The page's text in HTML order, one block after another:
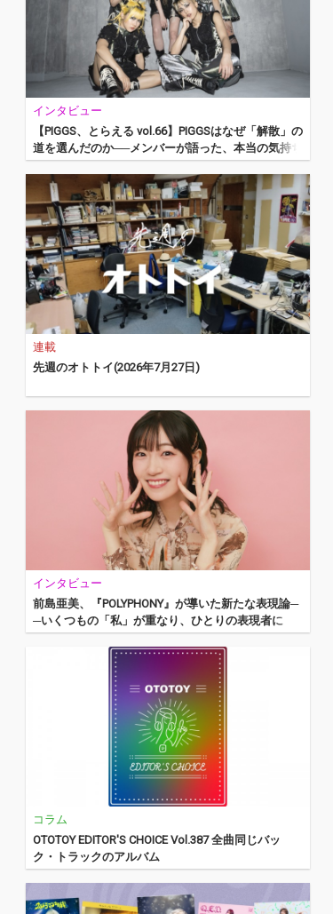
インタビュー
【PIGGS、とらえる vol.66】PIGGSはなぜ「解散」の
道を選んだのか──メンバーが語った、本当の気持ち
連載
先週のオトトイ(2026年7月27日)
インタビュー
前島亜美、『POLYPHONY』が導いた新たな表現論─
─いくつもの「私」が重なり、ひとりの表現者に
コラム
OTOTOY EDITOR'S CHOICE Vol.387 全曲同じバッ
ク・トラックのアルバム